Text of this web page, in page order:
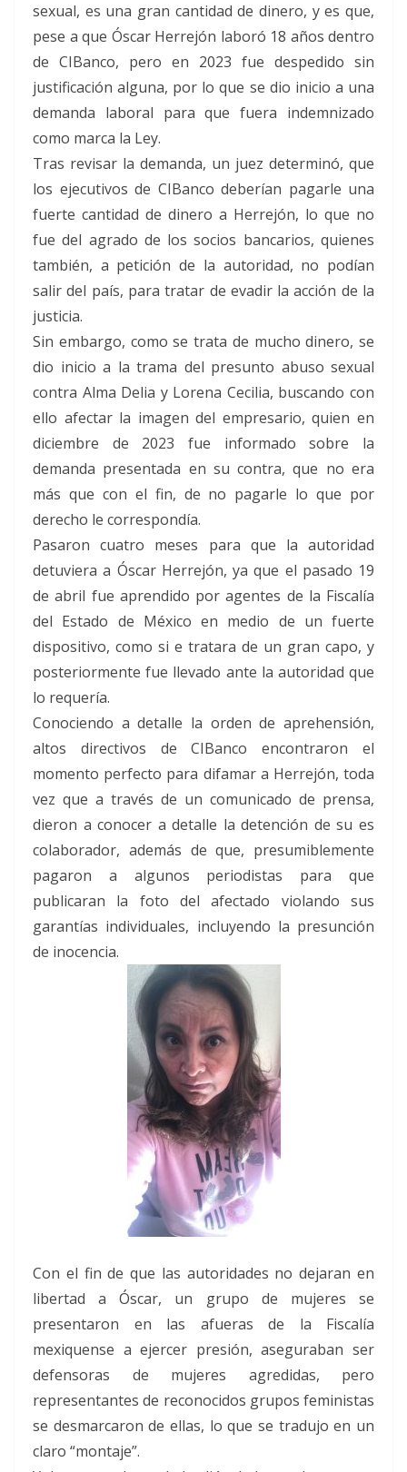
sexual, es una gran cantidad de dinero, y es que,
pese a que Óscar Herrejón laboró 18 años dentro
de CIBanco, pero en 2023 fue despedido sin
justificación alguna, por lo que se dio inicio a una
demanda laboral para que fuera indemnizado
como marca la Ley.
Tras revisar la demanda, un juez determinó, que
los ejecutivos de CIBanco deberían pagarle una
fuerte cantidad de dinero a Herrejón, lo que no
fue del agrado de los socios bancarios, quienes
también, a petición de la autoridad, no podían
salir del país, para tratar de evadir la acción de la
justicia.
Sin embargo, como se trata de mucho dinero, se
dio inicio a la trama del presunto abuso sexual
contra Alma Delia y Lorena Cecilia, buscando con
ello afectar la imagen del empresario, quien en
diciembre de 2023 fue informado sobre la
demanda presentada en su contra, que no era
más que con el fin, de no pagarle lo que por
derecho le correspondía.
Pasaron cuatro meses para que la autoridad
detuviera a Óscar Herrejón, ya que el pasado 19
de abril fue aprendido por agentes de la Fiscalía
del Estado de México en medio de un fuerte
dispositivo, como si e tratara de un gran capo, y
posteriormente fue llevado ante la autoridad que
lo requería.
Conociendo a detalle la orden de aprehensión,
altos directivos de CIBanco encontraron el
momento perfecto para difamar a Herrejón, toda
vez que a través de un comunicado de prensa,
dieron a conocer a detalle la detención de su es
colaborador, además de que, presumiblemente
pagaron a algunos periodistas para que
publicaran la foto del afectado violando sus
garantías individuales, incluyendo la presunción
de inocencia.
Con el fin de que las autoridades no dejaran en
libertad a Óscar, un grupo de mujeres se
presentaron en las afueras de la Fiscalía
mexiquense a ejercer presión, aseguraban ser
defensoras de mujeres agredidas, pero
representantes de reconocidos grupos feministas
se desmarcaron de ellas, lo que se tradujo en un
claro “montaje”.